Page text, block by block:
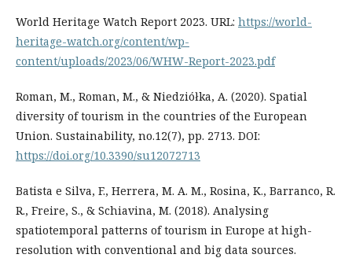
World Heritage Watch Report 2023. URL: https://world-
heritage-watch.org/content/wp-
content/uploads/2023/06/WHW-Report-2023.pdf
Roman, M., Roman, M., & Niedziółka, A. (2020). Spatial
diversity of tourism in the countries of the European
Union. Sustainability, no.12(7), pp. 2713. DOI:
https://doi.org/10.3390/su12072713
Batista e Silva, F., Herrera, M. A. M., Rosina, K., Barranco, R.
R., Freire, S., & Schiavina, M. (2018). Analysing
spatiotemporal patterns of tourism in Europe at high-
resolution with conventional and big data sources.